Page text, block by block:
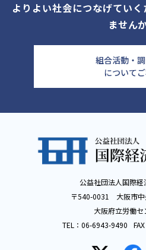
よりよい社会につなげてい
ません
組合活動・
について
公益社団法人国際
〒540-0031 大阪市中
大阪府立労働セ
TEL： 06-6943-9490 FAX